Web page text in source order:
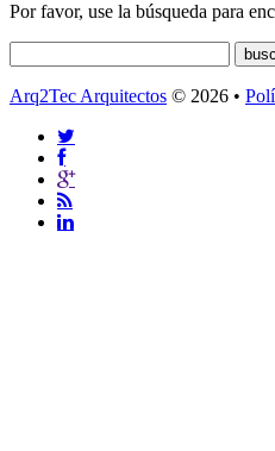
Por favor, use la búsqueda para
Arq2Tec Arquitectos © 2026 •